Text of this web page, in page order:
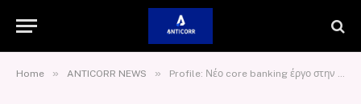
Home » ANTICORR NEWS » Profile: Νέο core banking έργο στην Καραϊβική για τον ψηφιακό μετασχηματισμό της SJCCU